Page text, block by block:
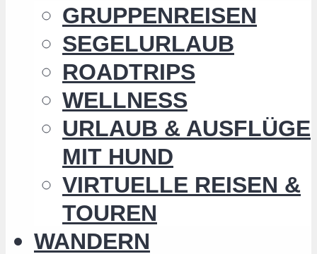
GRUPPENREISEN
SEGELURLAUB
ROADTRIPS
WELLNESS
URLAUB & AUSFLÜGE
MIT HUND
VIRTUELLE REISEN &
TOUREN
WANDERN